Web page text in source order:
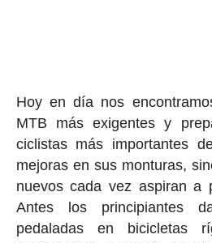
Hoy en día nos
MTB más exigentes y
ciclistas más importantes
mejoras en sus monturas,
nuevos cada vez aspiran a
Antes los principiantes
pedaladas en bicicletas